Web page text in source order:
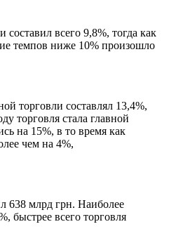
составил всего 9,8%, тогда как
темпов ниже 10% произошло
торговли составлял 13,4%,
торговля стала главной
на 15%, в то время как
чем на 4%,
638 млрд грн. Наиболее
быстрее всего торговля